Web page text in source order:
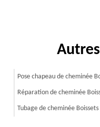
Pose chapeau de cheminée
Réparation de cheminée
Tubage de cheminée Boissets